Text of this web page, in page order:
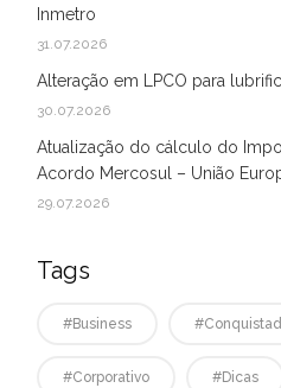
Inmetro
31.07.2026
Alteração em LPCO para
30.07.2026
Atualização do cálculo do
Acordo Mercosul – União
29.07.2026
Tags
#business
#corporativo #dicas